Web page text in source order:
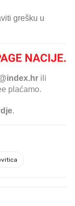
grešku u
ili
plaćamo.
.